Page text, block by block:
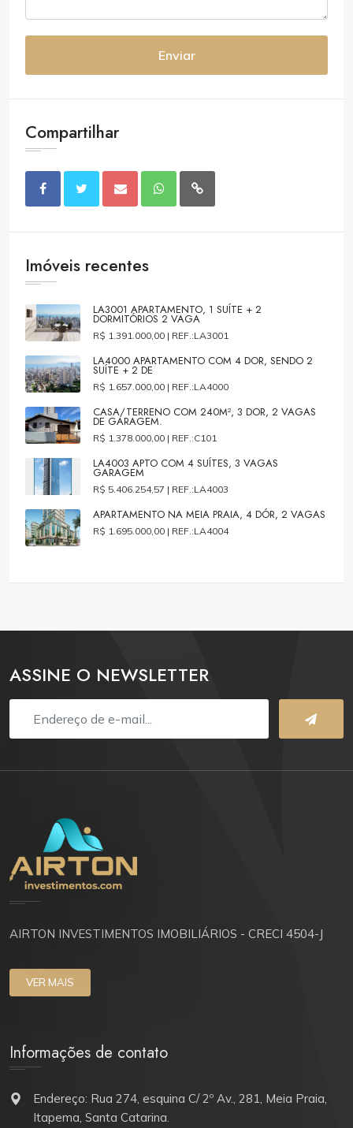
Enviar
Compartilhar
Imóveis recentes
LA3001 APARTAMENTO, 1 SUÍTE + 2
DORMITÓRIOS 2 VAGA
R$ 1.391.000,00 | REF.:LA3001
LA4000 APARTAMENTO COM 4 DOR, SENDO 2
SUÍTE + 2 DE
R$ 1.657.000,00 | REF.:LA4000
CASA/TERRENO COM 240M², 3 DOR, 2 VAGAS
DE GARAGEM.
R$ 1.378.000,00 | REF.:C101
LA4003 APTO COM 4 SUÍTES, 3 VAGAS
GARAGEM
R$ 5.406.254,57 | REF.:LA4003
APARTAMENTO NA MEIA PRAIA, 4 DÓR, 2 VAGAS
R$ 1.695.000,00 | REF.:LA4004
ASSINE O NEWSLETTER
AIRTON INVESTIMENTOS IMOBILIÁRIOS - CRECI 4504-J
VER MAIS
Informações de contato
Endereço: Rua 274, esquina C/ 2º Av., 281, Meia Praia,
Itapema, Santa Catarina.